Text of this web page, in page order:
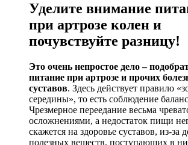
Уделите внимание
при артрозе колен и
почувствуйте разницу!
Это очень непростое дело –
питание при артрозе и прочих
суставов. Здесь действует правило
середины», то есть соблюдение
Чрезмерное переедание весьма
осложнениями, а недостаток пищи
скажется на здоровье суставов, из-за
полезных веществ, поступающих в